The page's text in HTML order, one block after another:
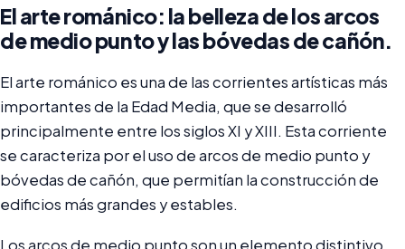
El arte románico: la belleza de los arcos
de medio punto y las bóvedas de cañón.
El arte románico es una de las corrientes artísticas más
importantes de la Edad Media, que se desarrolló
principalmente entre los siglos XI y XIII. Esta corriente
se caracteriza por el uso de arcos de medio punto y
bóvedas de cañón, que permitían la construcción de
edificios más grandes y estables.
Los arcos de medio punto son un elemento distintivo